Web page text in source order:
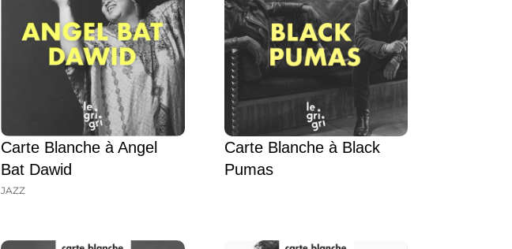
Carte Blanche à Angel
Bat Dawid
JAZZ
Carte Blanche à Black
Pumas